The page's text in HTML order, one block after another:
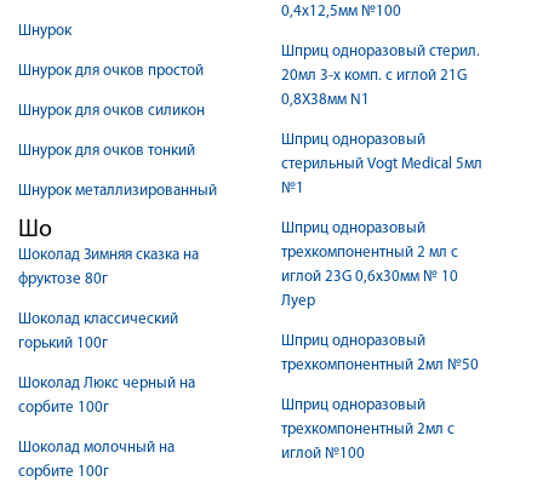
Шнурок
Шнурок для очков простой
Шнурок для очков силикон
Шнурок для очков тонкий
Шнурок металлизированный
Шо
Шоколад Зимняя сказка на
фруктозе 80г
Шоколад классический
горький 100г
Шоколад Люкс черный на
сорбите 100г
Шоколад молочный на
сорбите 100г
0,4х12,5мм №100
Шприц одноразовый стерил.
20мл 3-х комп. с иглой 21G
0,8X38мм N1
Шприц одноразовый
стерильный Vogt Medical 5мл
№1
Шприц одноразовый
трехкомпонентный 2 мл с
иглой 23G 0,6х30мм № 10
Луер
Шприц одноразовый
трехкомпонентный 2мл №50
Шприц одноразовый
трехкомпонентный 2мл с
иглой №100